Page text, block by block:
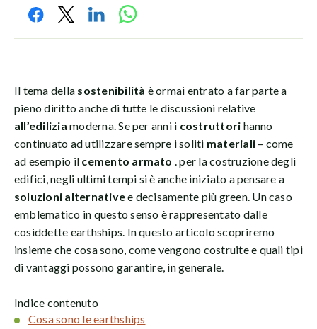
Il tema della sostenibilità è ormai entrato a far parte a
pieno diritto anche di tutte le discussioni relative
all’edilizia moderna. Se per anni i costruttori hanno
continuato ad utilizzare sempre i soliti materiali – come
ad esempio il cemento armato . per la costruzione degli
edifici, negli ultimi tempi si è anche iniziato a pensare a
soluzioni alternativee decisamente più green. Un caso
emblematico in questo senso è rappresentato dalle
cosiddette earthships. In questo articolo scopriremo
insieme che cosa sono, come vengono costruite e quali tipi
di vantaggi possono garantire, in generale.
Indice contenuto
Cosa sono le earthships